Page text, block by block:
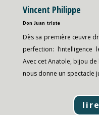
Vincent Philippe
Don Juan triste
Dès sa première œuvre
perfection:
Avec cet Anatole, bijou
nous donne un spectacle